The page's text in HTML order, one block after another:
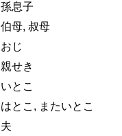
孫息子
伯母, 叔母
おじ
親せき
いとこ
はとこ, またいとこ
夫